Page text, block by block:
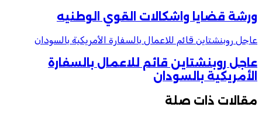
ورشة قضايا واشكالات القوي الوطنيه
عاجل روبنشتاين قائم للاعمال بالسفارة الأمريكية بالسودان
عاجل روبنشتاين قائم للاعمال بالسفارة
الأمريكية بالسودان
مقالات ذات صلة